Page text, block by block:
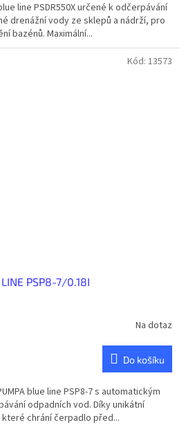
line PSDR550X určené k odčerpávání
drenážní vody ze sklepů a nádrží, pro
bazénů. Maximální...
PSP8-7/0.18I
Na dotaz
Do košíku
blue line PSP8-7 s automatickým
odpadních vod. Díky unikátní
chrání čerpadlo před...
Kód: 13573